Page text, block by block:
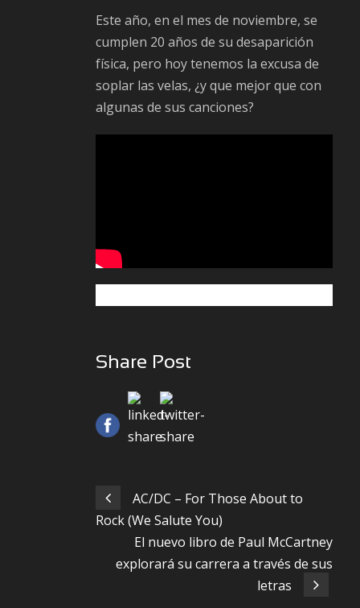
Este año, en el mes de noviembre, se
cumplen 20 años de su desaparición
física, pero hoy tenemos la excusa de
soplar las velas, ¿y que mejor que con
algunas de sus canciones?
Share Post
AC/DC – For Those About to
Rock (We Salute You)
El nuevo libro de Paul McCartney
explorará su carrera a través de sus
letras